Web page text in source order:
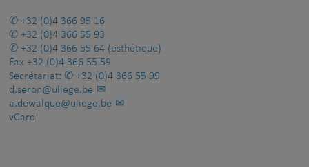
+32 (0)4 366 95 16
+32 (0)4 366 55 93
+32 (0)4 366 55 64 (esthétique)
Fax +32 (0)4 366 55 59
Secrétariat:
+32 (0)4 366 55 99
d.seron@uliege.be
a.dewalque@uliege.be
vCard